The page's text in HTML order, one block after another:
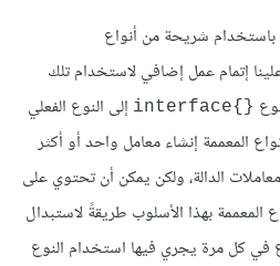
باستخدام شريحة من أنواع
إتمام عمل إضافي لاستخدام تلك
{}interface
إلى النوع الفعلي
المعممة إنشاء معامل واحد أو أكثر
الدالة، ولكن يمكن أن تحتوي على
المعممة بهذا الأسلوب طريقةً لاستبدال
في كل مرة يجري فيها استخدام النوع